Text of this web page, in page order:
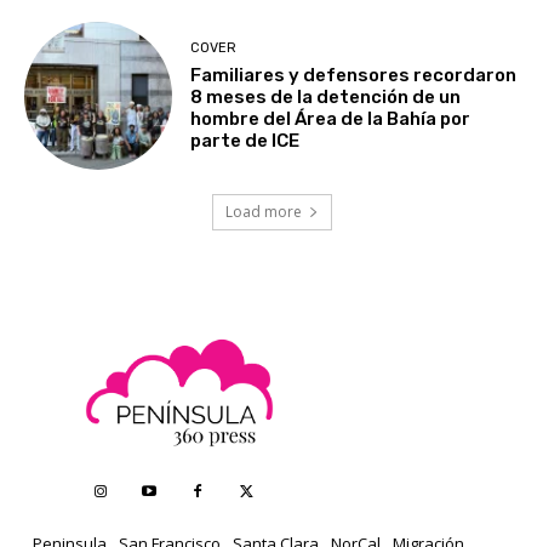
COVER
Familiares y defensores recordaron
8 meses de la detención de un
hombre del Área de la Bahía por
parte de ICE
Load more